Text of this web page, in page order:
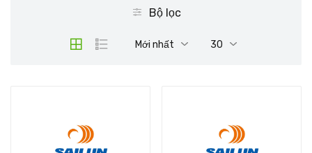
Bộ lọc
Mới nhất 30